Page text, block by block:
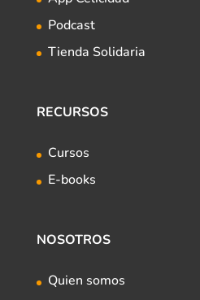
Podcast
Tienda Solidaria
RECURSOS
Cursos
E-books
NOSOTROS
Quien somos